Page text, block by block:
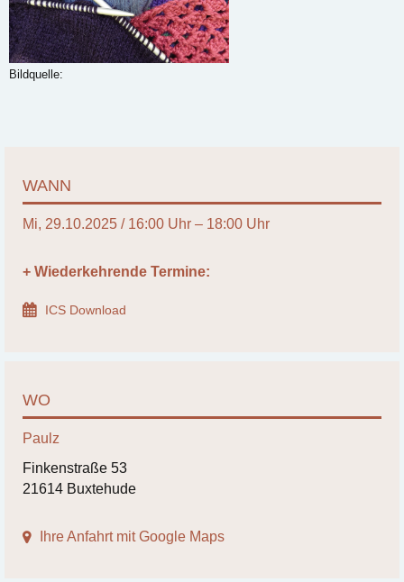
Bildquelle:
WANN
Mi, 29.10.2025 / 16:00 Uhr – 18:00 Uhr
+ Wiederkehrende Termine:
ICS Download
WO
Paulz
Finkenstraße 53
21614 Buxtehude
Ihre Anfahrt mit Google Maps